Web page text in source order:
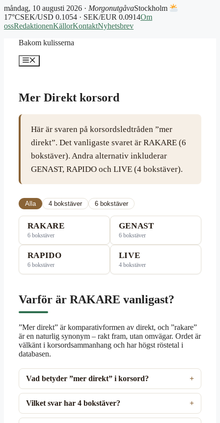
måndag, 10 augusti 2026 · MorgonutgåvaStockholm
17°CSEK/USD 0.1054 · SEK/EUR 0.0914Om
ossRedaktionenKällorKontaktNyhetsbrev
Bakom kulisserna
Meny
Mer Direkt korsord
Här är svaren på korsordsledtråden ”mer
direkt”. Det vanligaste svaret är RAKARE (6
bokstäver). Andra alternativ inkluderar
GENAST, RAPIDO och LIVE (4 bokstäver).
Alla 4 bokstäver 6 bokstäver
RAKARE
6 bokstäver
GENAST
6 bokstäver
RAPIDO
6 bokstäver
LIVE
4 bokstäver
Varför är RAKARE vanligast?
”Mer direkt” är komparativformen av direkt, och ”rakare”
är en naturlig synonym – rakt fram, utan omvägar. Ordet är
välkänt i korsordsammanhang och har högst röstetal i
databasen.
Vad betyder ”mer direkt” i korsord?
Vilket svar har 4 bokstäver?